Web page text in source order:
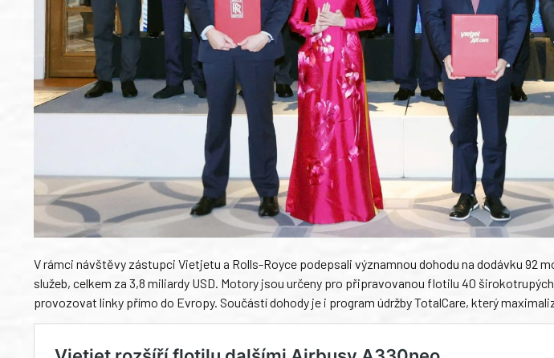
V rámci návštěvy zástupci Vietjetu a Rolls-Royce podepsali významnou dohodu na dodávku 92
služeb, celkem za 3,8 miliardy USD. Motory jsou určeny pro připravovanou flotilu 40
provozovat linky přímo do Evropy. Součástí dohody je i program údržby TotalCare, který